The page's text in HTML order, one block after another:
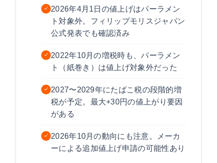
✓
2026年4月1日の値上げはパーラメン
ト対象外。フィリップモリスジャパン
公式発表でも確認済み
✓
2022年10月の増税時も、パーラメン
ト（紙巻き）は値上げ対象外だった
✓
2027〜2029年にたばこ税の段階的増
税が予定。最大+30円の値上がり要因
がある
✓
2026年10月の動向にも注意。メーカ
ーによる追加値上げ申請の可能性あり